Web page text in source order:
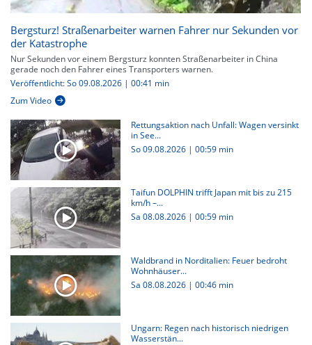
Bergsturz! Straßenarbeiter warnen Fahrer nur Sekunden vor
der Katastrophe
Nur Sekunden vor einem Bergsturz konnten Straßenarbeiter in China
gerade noch den Fahrer eines Transporters warnen.
Veröffentlicht: So 09.08.2026 | 00:41 min
Zum Video
Rettungsaktion nach Unfall: Wagen versinkt
in See...
So 09.08.2026 | 00:59 min
Taifun DOLPHIN trifft Japan mit bis zu 215
km/h –...
Sa 08.08.2026 | 00:59 min
Waldbrand in Norditalien: Feuer bedroht
Wohnhäuser...
Sa 08.08.2026 | 00:46 min
Ungarn: Regen nach historisch niedrigen
Wasserstän...